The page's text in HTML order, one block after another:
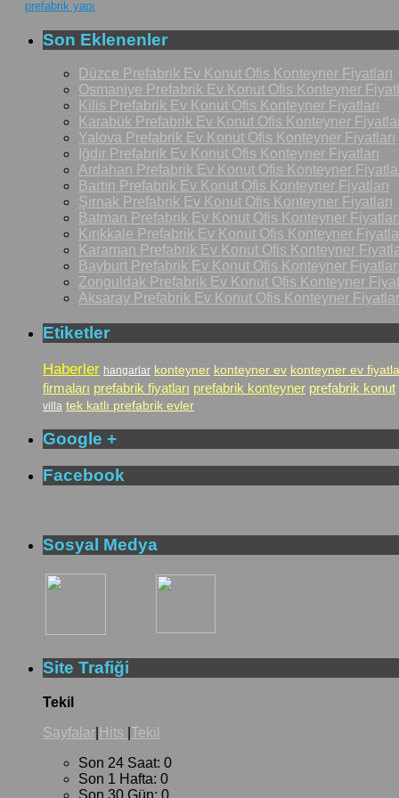
prefabrik yapı
Son Eklenenler
Düzce Prefabrik Ev Konut Ofis Konteyner Fiyatları
Osmaniye Prefabrik Ev Konut Ofis Konteyner
Kilis Prefabrik Ev Konut Ofis Konteyner Fiyatları
Karabük Prefabrik Ev Konut Ofis Konteyner
Yalova Prefabrik Ev Konut Ofis Konteyner Fiyatları
Iğdır Prefabrik Ev Konut Ofis Konteyner Fiyatları
Ardahan Prefabrik Ev Konut Ofis Konteyner
Bartın Prefabrik Ev Konut Ofis Konteyner Fiyatları
Şırnak Prefabrik Ev Konut Ofis Konteyner Fiyatları
Batman Prefabrik Ev Konut Ofis Konteyner
Kırıkkale Prefabrik Ev Konut Ofis Konteyner
Karaman Prefabrik Ev Konut Ofis Konteyner
Bayburt Prefabrik Ev Konut Ofis Konteyner
Zonguldak Prefabrik Ev Konut Ofis Konteyner
Aksaray Prefabrik Ev Konut Ofis Konteyner
Etiketler
Haberler hangarlar konteyner konteyner ev konteyner ev
firmaları prefabrik fiyatları prefabrik konteyner prefabrik konut
villa tek katlı prefabrik evler
Google +
Facebook
Sosyal Medya
Site Trafiği
Tekil
Sayfalar Hits Tekil
Son 24 Saat: 0
Son 1 Hafta: 0
Son 30 Gün: 0